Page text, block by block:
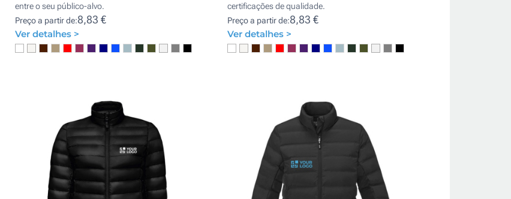
entre o seu público-alvo.
Preço a partir de:8,83 €
Ver detalhes >
certificações de qualidade.
Preço a partir de:8,83 €
Ver detalhes >